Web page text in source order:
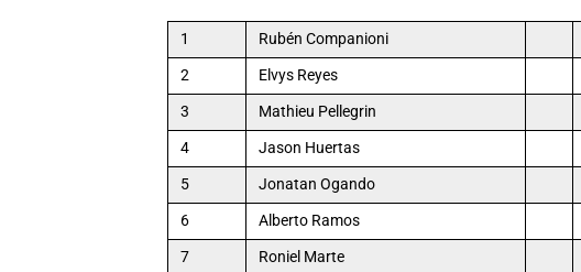
1 Rubén Companioni
2
Elvys Reyes
3
Mathieu Pellegrin
4
Jason Huertas
5
Jonatan Ogando
6
Alberto Ramos
7
Roniel Marte